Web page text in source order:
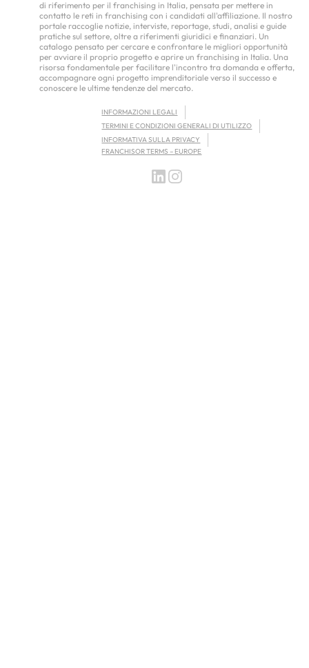
di riferimento per il franchising in Italia, pensata per mettere in
contatto le reti in franchising con i candidati all'affiliazione. Il nostro
portale raccoglie notizie, interviste, reportage, studi, analisi e guide
pratiche sul settore, oltre a riferimenti giuridici e finanziari. Un
catalogo pensato per cercare e confrontare le migliori opportunità
per avviare il proprio progetto e aprire un franchising in Italia. Una
risorsa fondamentale per facilitare l'incontro tra domanda e offerta,
accompagnare ogni progetto imprenditoriale verso il successo e
conoscere le ultime tendenze del mercato.
INFORMAZIONI LEGALI
TERMINI E CONDIZIONI GENERALI DI UTILIZZO
INFORMATIVA SULLA PRIVACY
FRANCHISOR TERMS – EUROPE